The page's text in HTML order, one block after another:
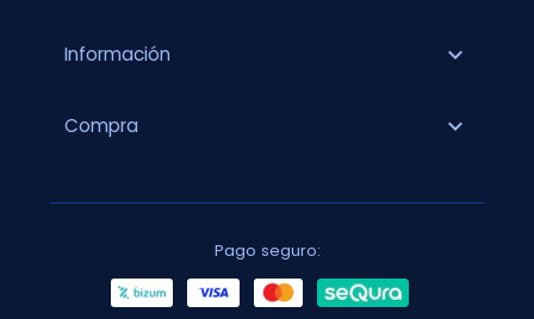
Información expand_more
Compra expand_more
Pago seguro: